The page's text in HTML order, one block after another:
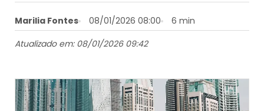
Marilia Fontes 08/01/2026 08:00
6 min
Atualizado em: 08/01/2026 09:42